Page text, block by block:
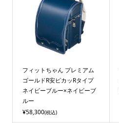
フィットちゃん プレミアム
ゴールドR安ピカッRタイプ
ネイビーブルー×ネイビーブ
ルー
¥58,300(税込)